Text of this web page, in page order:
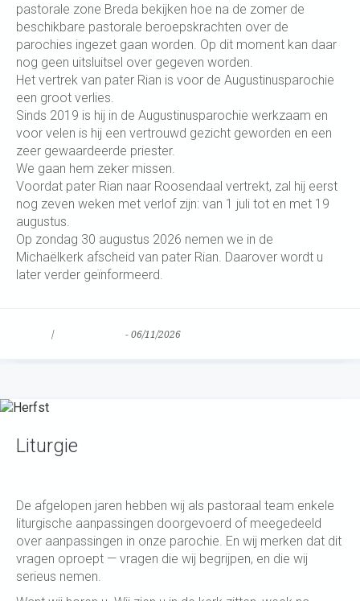
pastorale zone Breda bekijken hoe na de zomer de
beschikbare pastorale beroepskrachten over de
parochies ingezet gaan worden. Op dit moment kan daar
nog geen uitsluitsel over gegeven worden.
Het vertrek van pater Rian is voor de Augustinusparochie
een groot verlies.
Sinds 2019 is hij in de Augustinusparochie werkzaam en
voor velen is hij een vertrouwd gezicht geworden en een
zeer gewaardeerde priester.
We gaan hem zeker missen.
Voordat pater Rian naar Roosendaal vertrekt, zal hij eerst
nog zeven weken met verlof zijn: van 1 juli tot en met 19
augustus.
Op zondag 30 augustus 2026 nemen we in de
Michaëlkerk afscheid van pater Rian. Daarover wordt u
later verder geïnformeerd.
/ - 06/11/2026
Liturgie
De afgelopen jaren hebben wij als pastoraal team enkele
liturgische aanpassingen doorgevoerd of meegedeeld
over aanpassingen in onze parochie. En wij merken dat dit
vragen oproept — vragen die wij begrijpen, en die wij
serieus nemen.